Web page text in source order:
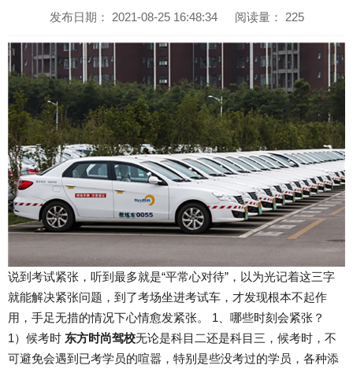
发布日期： 2021-08-25 16:48:34 阅读量： 225
说到考试紧张，听到最多就是“平常心对待”，以为光记着这三字
就能解决紧张问题，到了考场坐进考试车，才发现根本不起作
用，手足无措的情况下心情愈发紧张。 1、哪些时刻会紧张？
1）候考时 东方时尚驾校无论是科目二还是科目三，候考时，不
可避免会遇到已考学员的喧嚣，特别是些没考过的学员，各种添